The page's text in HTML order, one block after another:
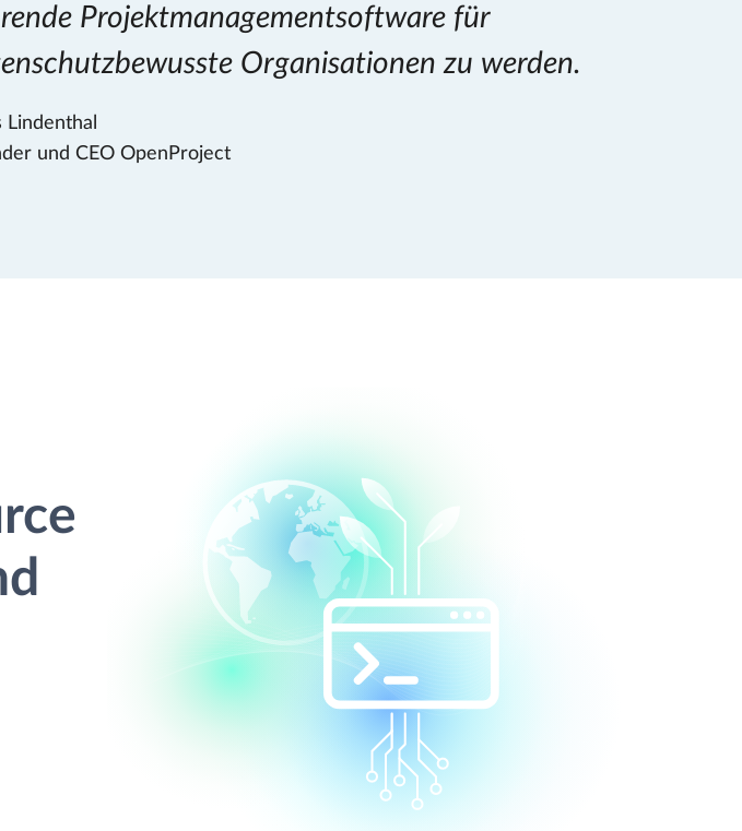
Projektmanagementsoftware für
Organisationen zu werden.
Lindenthal
und CEO OpenProject